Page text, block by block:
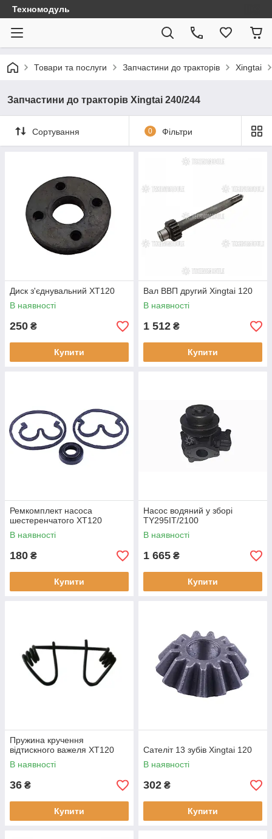
Техномодуль
Товари та послуги Запчастини до тракторів Xingtai
Запчастини до тракторів Xingtai 240/244
Сортування 0 Фільтри
Диск з'єднувальний XT120
В наявності
250 ₴
Купити
Вал ВВП другий Xingtai 120
В наявності
1 512 ₴
Купити
Ремкомплект насоса
шестеренчатого XT120
В наявності
180 ₴
Купити
Насос водяний у зборі
TY295IT/2100
В наявності
1 665 ₴
Купити
Пружина кручення
відтискного важеля XT120
В наявності
36 ₴
Купити
Сателіт 13 зубів Xingtai 120
В наявності
302 ₴
Купити